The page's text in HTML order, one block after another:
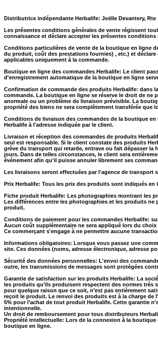
Distributrice indépendante Herbalife: Joëlle Devantery, Rte
Les présentes conditions générales de vente régissent
connaissance et déclare accepter les présentes
Conditions particulières de vente de la boutique en ligne
du produit, coût des prestations fournies) , etc.) et
applicables uniquement à la commande.
Boutique en ligne des commandes Herbalife: Le client
d'enregistrement automatique de la boutique en ligne
Confirmation de commande des produits Herbalife: dans
commande. La boutique en ligne se réserve le droit de
anormale ou un problème de livraison prévisible. La
propriété des biens ne sera complètement transférée que
Conditions de livraison des commandes de la boutique
Herbalife à l'adresse indiquée par le client.
Livraison et réception des commandes de produits
seul est responsable. Si le client constate des produits
grève du transport qui retarde, entrave ou fait dépasser
jours. Dans de telles circonstances, le client sera
événement afin qu'il puisse annuler librement ses
Les livraisons seront effectuées par l'agence de transport
Prix Herbalife: Tous les prix des produits sont indiqués
Fiche produit Herbalife: Les photographies montrant les
Les différences entre les photographies et les produits ne
produit.
Conditions de paiement pour les commandes Herbalife:
Aucun coût supplémentaire ne sera appliqué lors du
Ce commerçant s'engage à ne permettre aucune
Informations obligatoires: Lorsque vous passez une
site. Ces données (noms, adresse électronique, adresse
Sécurité des données personnelles: L'envoi des
outre, les transmissions de messages sont protégées
Garantie de satisfaction sur les produits Herbalife: La
les produits qu’ils produisent respectent des normes
pour quelque raison que ce soit, n’est pas entièrement
reçoit le produit. Le renvoi des produits est à la charge
5% pour l’achat de tout produit Herbalife. Cette garantie
intentionnelle.
Un droit de remboursement pour tous distributeurs
Propriété intellectuelle: Lors de la connexion à la
boutique en ligne.